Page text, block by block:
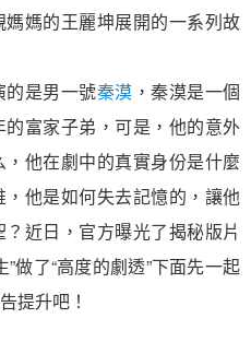
媽的王麗坤展開的一系列故
的是男一號秦漠 ，秦漠是一個
富家子弟，可是，他的意外
他在劇中的真實身份是什麼
他是如何失去記憶的，讓他
近日，官方曝光了揭秘版片
做了“高度的劇透”下面先一起
提升吧！